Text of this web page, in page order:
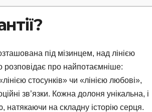
під мізинцем, над лінією
про найпотаємніше:
стосунків» чи «лінією любові»,
зв’язки. Кожна долоня унікальна, і
натякаючи на складну історію серця.